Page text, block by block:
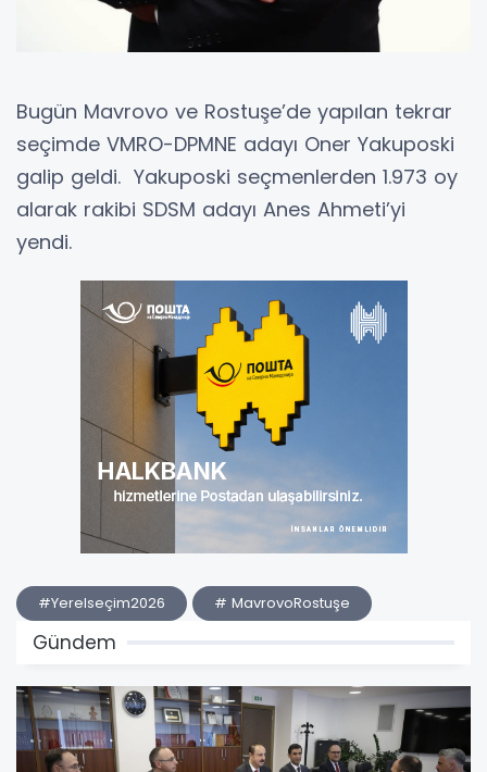
Bugün Mavrovo ve Rostuşe’de yapılan tekrar
seçimde VMRO-DPMNE adayı Oner Yakuposki
galip geldi. Yakuposki seçmenlerden 1.973 oy
alarak rakibi SDSM adayı Anes Ahmeti’yi
yendi.
#Yerelseçim2026 # MavrovoRostuşe
Gündem